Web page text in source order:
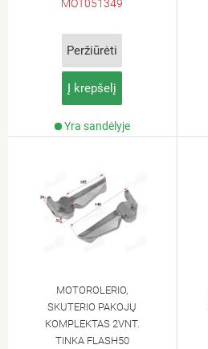
MOT051349
Peržiūrėti
Į krepšelį
Yra sandėlyje
MOTOROLERIO,
SKUTERIO PAKOJŲ
KOMPLEKTAS 2VNT.
TINKA FLASH50